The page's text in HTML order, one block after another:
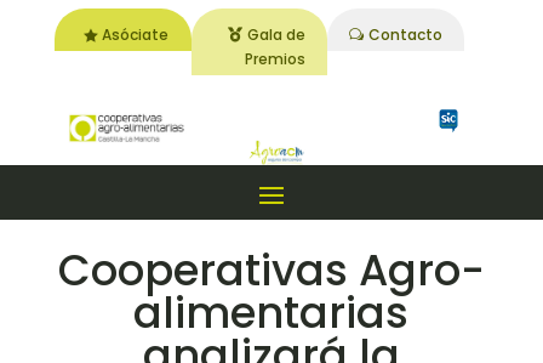
Asóciate
Gala de
Premios
Contacto
Cooperativas Agro-
alimentarias